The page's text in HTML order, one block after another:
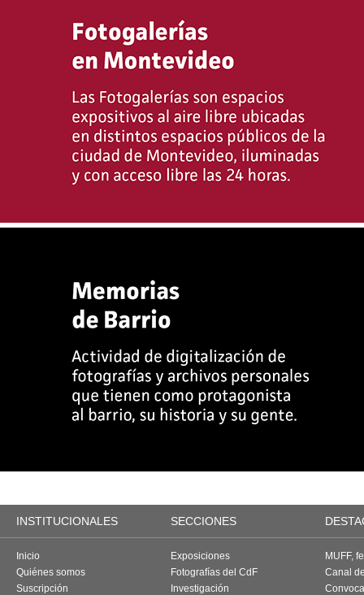
INSTITUCIONALES SECCIONES
Inicio
Quiénes somos
Suscripción
Exposiciones
Fotografías del CdF
Investigación
MUFF,
Canal